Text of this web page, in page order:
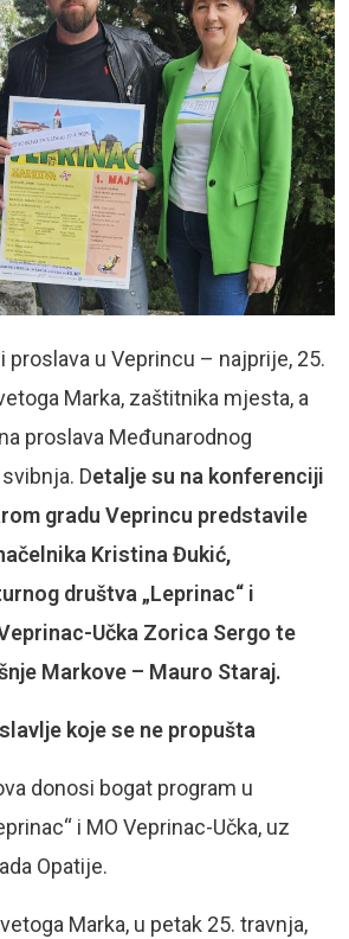
proslava u Veprincu – najprije, 25.
Marka, zaštitnika mjesta, a
proslava Međunarodnog
Detalje su na konferenciji
gradu Veprincu predstavile
Kristina Đukić,
društva „Leprinac“ i
Učka Zorica Sergo te
Markove – Mauro Staraj.
koje se ne propušta
donosi bogat program u
i MO Veprinac-Učka, uz
Opatije.
Marka, u petak 25. travnja,